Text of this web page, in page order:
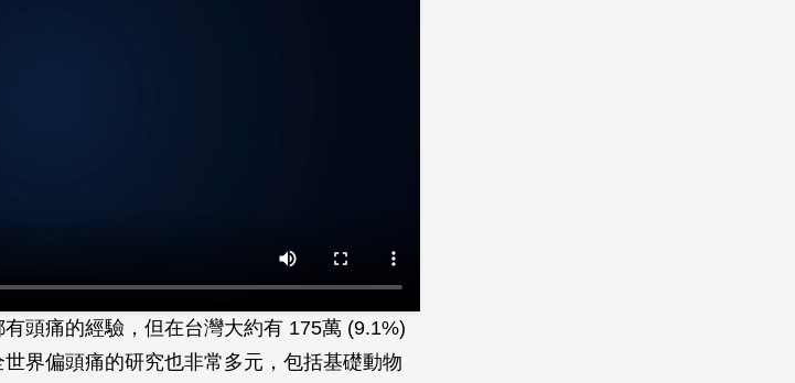
頭痛的經驗，但在台灣大約有 175萬 (9.1%)
界偏頭痛的研究也非常多元，包括基礎動物